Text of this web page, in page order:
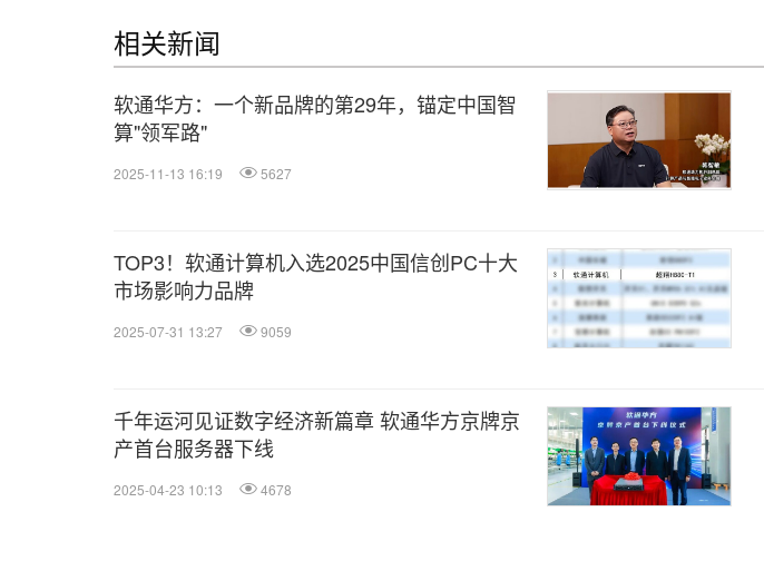
相关新闻
软通华方：一个新品牌的第29年，锚定中国智
算"领军路"
2025-11-13 16:19 5627
TOP3！软通计算机入选2025中国信创PC十大
市场影响力品牌
2025-07-31 13:27 9059
千年运河见证数字经济新篇章 软通华方京牌京
产首台服务器下线
2025-04-23 10:13 4678